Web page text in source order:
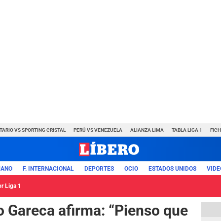
VS SPORTING CRISTAL PERÚ VS VENEZUELA ALIANZA LIMA TABLA LIGA 1
F. INTERNACIONAL DEPORTES OCIO ESTADOS UNIDOS
Liga 1
Gareca afirma: “Pienso que